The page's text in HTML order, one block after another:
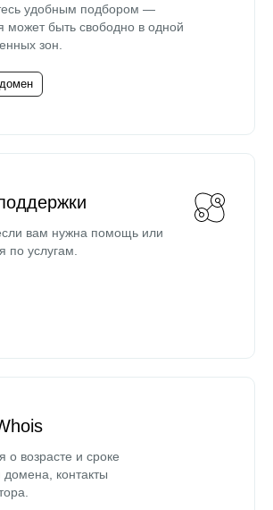
удобным подбором —
может быть свободно в одной
зон.
вам нужна помощь или
по услугам.
возрасте и сроке
домена, контакты